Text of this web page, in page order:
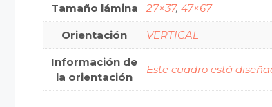
Tamaño lámina 27×37, 47×67
Orientación VERTICAL
Información de
la orientación
Este cuadro está